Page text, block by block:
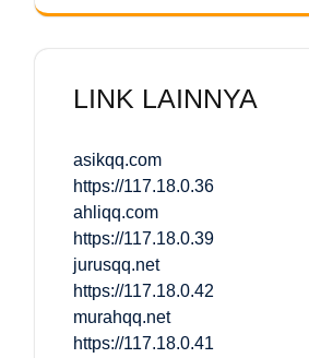
LINK LAINNYA
asikqq.com
https://117.18.0.36
ahliqq.com
https://117.18.0.39
jurusqq.net
https://117.18.0.42
murahqq.net
https://117.18.0.41